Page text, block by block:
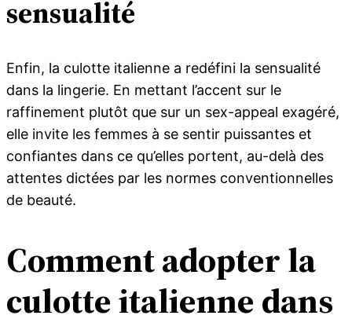
sensualité
Enfin, la culotte italienne a redéfini la sensualité
dans la lingerie. En mettant l’accent sur le
raffinement plutôt que sur un sex-appeal exagéré,
elle invite les femmes à se sentir puissantes et
confiantes dans ce qu’elles portent, au-delà des
attentes dictées par les normes conventionnelles
de beauté.
Comment adopter la
culotte italienne dans